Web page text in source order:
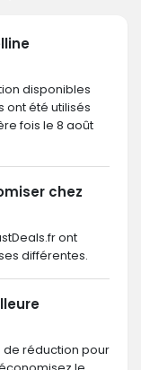
disponibles
ont été utilisés
fois le 8 août
chez
ont
différentes.
de réduction pour